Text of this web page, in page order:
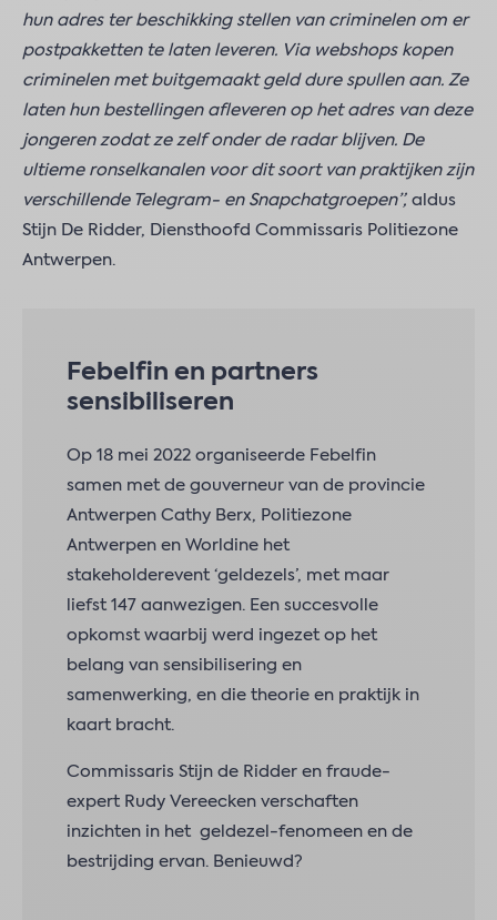
hun adres ter beschikking stellen van criminelen om er
postpakketten te laten leveren. Via webshops kopen
criminelen met buitgemaakt geld dure spullen aan. Ze
laten hun bestellingen afleveren op het adres van deze
jongeren zodat ze zelf onder de radar blijven. De
ultieme ronselkanalen voor dit soort van praktijken zijn
verschillende Telegram- en Snapchatgroepen”, aldus
Stijn De Ridder, Diensthoofd Commissaris Politiezone
Antwerpen.
Febelfin en partners
sensibiliseren
Op 18 mei 2022 organiseerde Febelfin
samen met de gouverneur van de provincie
Antwerpen Cathy Berx, Politiezone
Antwerpen en Worldine het
stakeholderevent ‘geldezels’, met maar
liefst 147 aanwezigen. Een succesvolle
opkomst waarbij werd ingezet op het
belang van sensibilisering en
samenwerking, en die theorie en praktijk in
kaart bracht.
Commissaris Stijn de Ridder en fraude-
expert Rudy Vereecken verschaften
inzichten in het geldezel-fenomeen en de
bestrijding ervan. Benieuwd?